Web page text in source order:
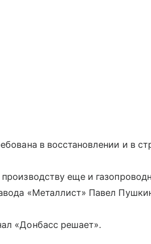
в восстановлении и в
еще и
«Металлист» Павел
«Донбасс решает».